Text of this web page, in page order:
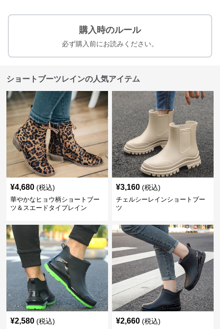
購入時のルール
必ず購入前にお読みください。
ショートブーツレインの人気アイテム
¥4,680 (税込)
華やかなヒョウ柄ショートブー
ツ＆スエードタイプレイン
¥3,160 (税込)
チェルシーレインショートブー
ツ
¥2,580 (税込) ¥2,660 (税込)